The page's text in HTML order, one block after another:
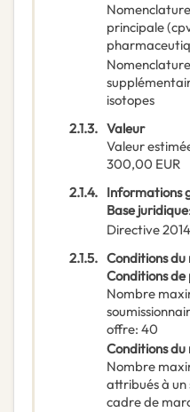
Nomenclature
principale(
Nomenclature
isotopes
2.1.3. Valeur
Valeur
300,00 EUR
2.1.4. Informations
Base juridique:
Directive
2.1.5. Conditions
Conditions
Nombre
offre: 40
Conditions
Nombre
attribués à un
cadre de